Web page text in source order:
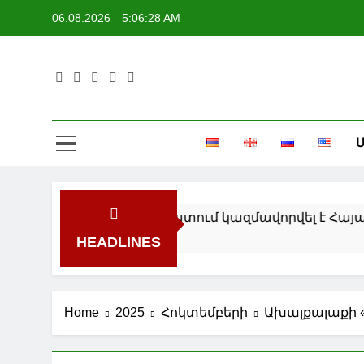
06.08.2026 5:06:28 AM
HEADLINES
պալատում կազմավորվել է
Home 2025 Հոկտեմբերի Ախալքալաքի